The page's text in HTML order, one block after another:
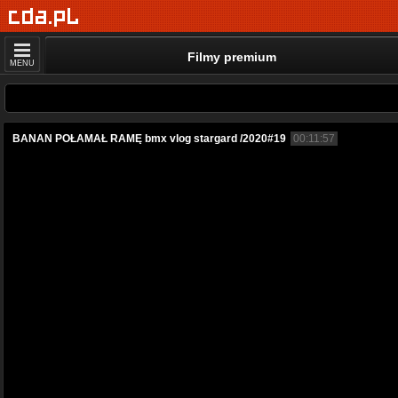
MENU Filmy premium
BANAN POŁAMAŁ RAMĘ bmx vlog stargard /2020#19 00:11:57